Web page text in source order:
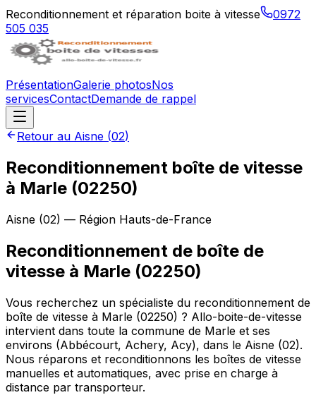
Reconditionnement et réparation boite à vitesse
0972
505 035
PrésentationGalerie photosNos
servicesContactDemande de rappel
Retour au Aisne (02)
Reconditionnement boîte de vitesse
à Marle (02250)
Aisne (02) — Région Hauts-de-France
Reconditionnement de boîte de
vitesse à Marle (02250)
Vous recherchez un spécialiste du reconditionnement de
boîte de vitesse à Marle (02250) ? Allo-boite-de-vitesse
intervient dans toute la commune de Marle et ses
environs (Abbécourt, Achery, Acy), dans le Aisne (02).
Nous réparons et reconditionnons les boîtes de vitesse
manuelles et automatiques, avec prise en charge à
distance par transporteur.